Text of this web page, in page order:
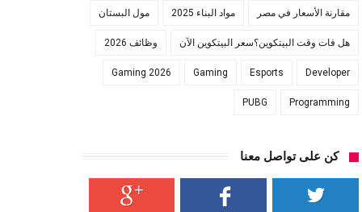
مقارنة الأسعار في مصر مواد البناء 2025 مول البستان
هل فات وقت البيتكوين؟سعر البيتكوين الآن وظائف 2026
Developer
Esports
Gaming
Gaming 2026
Programming
PUBG
كن على تواصل معنا